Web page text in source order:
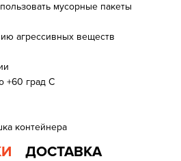
мусорные пакеты
агрессивных веществ
+60 град С
контейнера
ДОСТАВКА